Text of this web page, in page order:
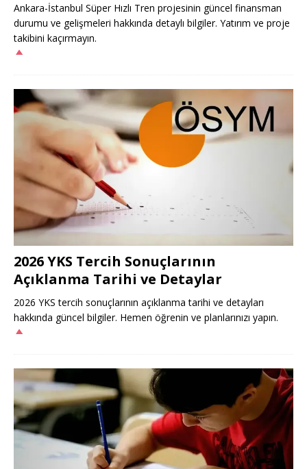
Ankara-İstanbul Süper Hızlı Tren projesinin güncel finansman
durumu ve gelişmeleri hakkında detaylı bilgiler. Yatırım ve proje
takibini kaçırmayın.
2026 YKS Tercih Sonuçlarının
Açıklanma Tarihi ve Detaylar
2026 YKS tercih sonuçlarının açıklanma tarihi ve detayları
hakkında güncel bilgiler. Hemen öğrenin ve planlarınızı yapın.